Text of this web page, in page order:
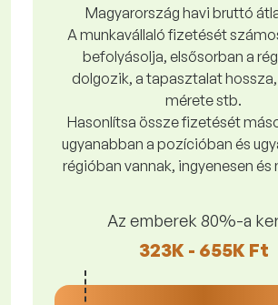
Magyarország havi bruttó
A munkavállaló fizetését
befolyásolja, elsősorban a
dolgozik, a tapasztalat hossza,
mérete stb.
Hasonlítsa össze fizetését
ugyanabban a pozícióban és
régióban vannak, ingyenesen és
Az emberek 80%-a
323K - 655K Ft